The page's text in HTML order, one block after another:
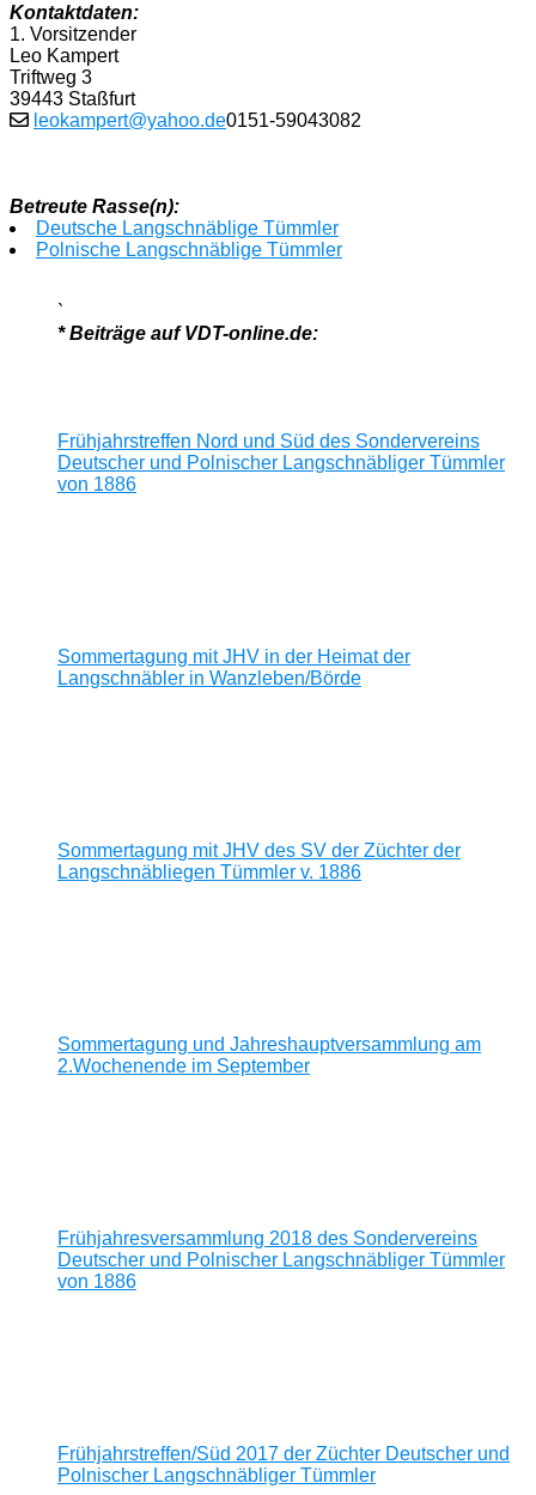
Kontaktdaten:
1. Vorsitzender
Leo Kampert
Triftweg 3
39443 Staßfurt
leokampert@yahoo.de0151-59043082
Betreute Rasse(n):
Deutsche Langschnäblige Tümmler
Polnische Langschnäblige Tümmler
`
* Beiträge auf VDT-online.de:
Frühjahrstreffen Nord und Süd des Sondervereins
Deutscher und Polnischer Langschnäbliger Tümmler
von 1886
Sommertagung mit JHV in der Heimat der
Langschnäbler in Wanzleben/Börde
Sommertagung mit JHV des SV der Züchter der
Langschnäbliegen Tümmler v. 1886
Sommertagung und Jahreshauptversammlung am
2.Wochenende im September
Frühjahresversammlung 2018 des Sondervereins
Deutscher und Polnischer Langschnäbliger Tümmler
von 1886
Frühjahrstreffen/Süd 2017 der Züchter Deutscher und
Polnischer Langschnäbliger Tümmler